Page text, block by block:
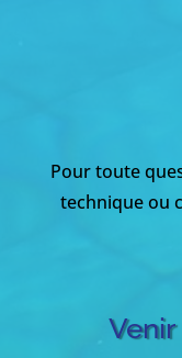
Pour toute
technique ou